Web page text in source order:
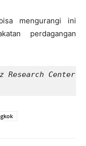
mengurangi ini
perdagangan
Research Center